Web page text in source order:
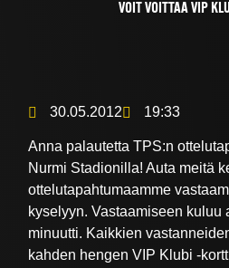
VOIT VOITTAA VIP
30.05.2012 19:33
Anna palautetta TPS:n
Nurmi Stadionilla! Auta meitä
ottelutapahtumaamme
kyselyyn. Vastaamiseen kuluu
minuutti. Kaikkien
kahden hengen VIP Klubi -